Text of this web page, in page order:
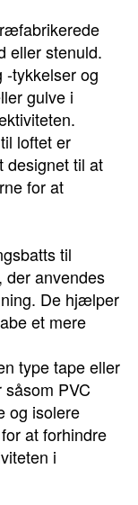
eller stenuld.
-tykkelser og
gulve i
loftet er
designet til at
for at
til
anvendes
De hjælper
et mere
type tape eller
PVC
og isolere
at forhindre
i